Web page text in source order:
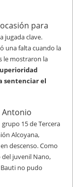
para
jugada clave.
una faltacuando la
le mostraron la
sentenciar el
Antonio
grupo 15 de Tercera
Alcoyana,
descenso. Como
juvenil Nano,
no pudo